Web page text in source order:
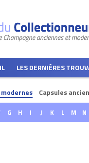
LES DERNIÈRES
Capsules
G H I J K L M N